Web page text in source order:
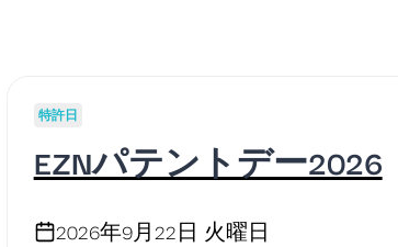
特許日
EZNパテントデー2026
2026年9月22日 火曜日